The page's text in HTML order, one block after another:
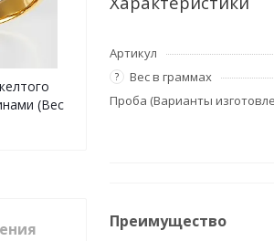
Артикул
? Вес в граммах
Проба (Варианты
Преимущество
(Вес